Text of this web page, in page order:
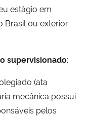
estágio em
Brasil ou exterior
supervisionado:
(ata
mecânica possui
pelos